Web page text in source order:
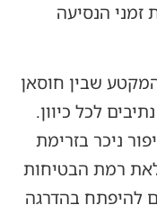
הנסיעה
שבין חוסאן
לכל כיוון.
ניכר בזרימת
רמת הבטיחות
להיפתח בהדרגה